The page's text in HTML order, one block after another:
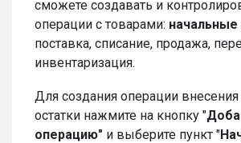
сможете создавать и
операции с товарами: начальные
поставка, списание, продажа,
инвентаризация.
Для создания операции
остатки нажмите на кнопку "
операцию" и выберите пункт "